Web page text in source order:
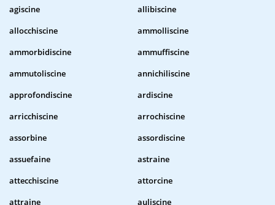
agiscine
allibiscine
allocchiscine
ammolliscine
ammorbidiscine
ammuffiscine
ammutoliscine
annichiliscine
approfondiscine
ardiscine
arricchiscine
arrochiscine
assorbine
assordiscine
assuefaine
astraine
attecchiscine
attorcine
attraine
auliscine